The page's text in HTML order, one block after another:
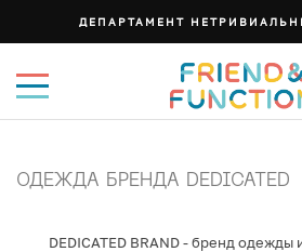
ДЕПАРТАМЕНТ
ОДЕЖДА БРЕНДА DEDICATED
DEDICATED BRAND - бренд